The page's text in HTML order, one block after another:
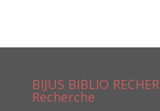
BIJUS BIBLIO
Recherche